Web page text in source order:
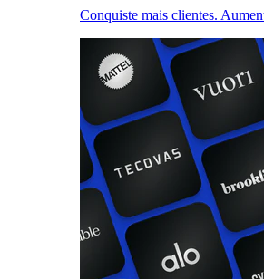
Conquiste mais clientes.